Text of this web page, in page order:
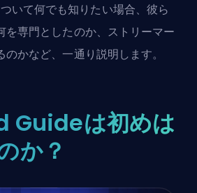
いて何でも知りたい場合、彼ら
を専門としたのか、ストリーマー
かなど、一通り説明します。
Guideは初めは
か？